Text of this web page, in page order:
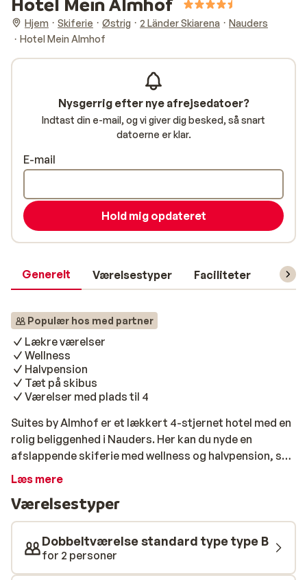
Hjem Skiferie Østrig 2 Länder Skiarena
Nauders
Hotel Mein Almhof
Generelt Værelsestyper Faciliteter
Populær hos med partner
Lækre værelser
Wellness
Halvpension
Tæt på skibus
Værelser med plads til 4
Suites by Almhof er et lækkert 4-stjernet hotel med en
rolig beliggenhed i Nauders. Her kan du nyde en
afslappende skiferie med wellness og halvpension, så
du bare kan læne dig tilbage og nyde ferien. Hotellet
de største kan rumme op til 4 personer. Efter en lang
dag på ski kan du besøge hotellets store
wellnessafdeling, der indbyder til afslapning og
forkælelse. Her kan du bl.a. få massagebehandlinger
(mod betaling) eller slappe af i saunaen. Du kan også
Læs mere
Værelsestyper
Dobbeltværelse standard type type B
for 2 personer
Nysgerrig efter nye afrejsedatoer?
Indtast din e-mail, og vi giver dig besked, så snart
datoerne er klar.
E-mail
Hold mig opdateret